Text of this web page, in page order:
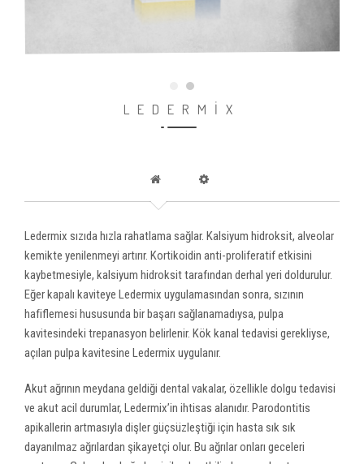
LEDERMİX
Ledermix sızıda hızla rahatlama sağlar. Kalsiyum hidroksit, alveolar
kemikte yenilenmeyi artırır. Kortikoidin anti-proliferatif etkisini
kaybetmesiyle, kalsiyum hidroksit tarafından derhal yeri doldurulur.
Eğer kapalı kaviteye Ledermix uygulamasından sonra, sızının
hafiflemesi hususunda bir başarı sağlanamadıysa, pulpa
kavitesindeki trepanasyon belirlenir. Kök kanal tedavisi gerekliyse,
açılan pulpa kavitesine Ledermix uygulanır.
Akut ağrının meydana geldiği dental vakalar, özellikle dolgu tedavisi
ve akut acil durumlar, Ledermix’in ihtisas alanıdır. Parodontitis
apikallerin artmasıyla dişler güçsüzleştiği için hasta sık sık
dayanılmaz ağrılardan şikayetçi olur. Bu ağrılar onları geceleri